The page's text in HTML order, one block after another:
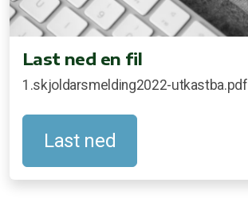
Last ned en fil
1.skjoldarsmelding2022-utkastba.pdf
Last ned